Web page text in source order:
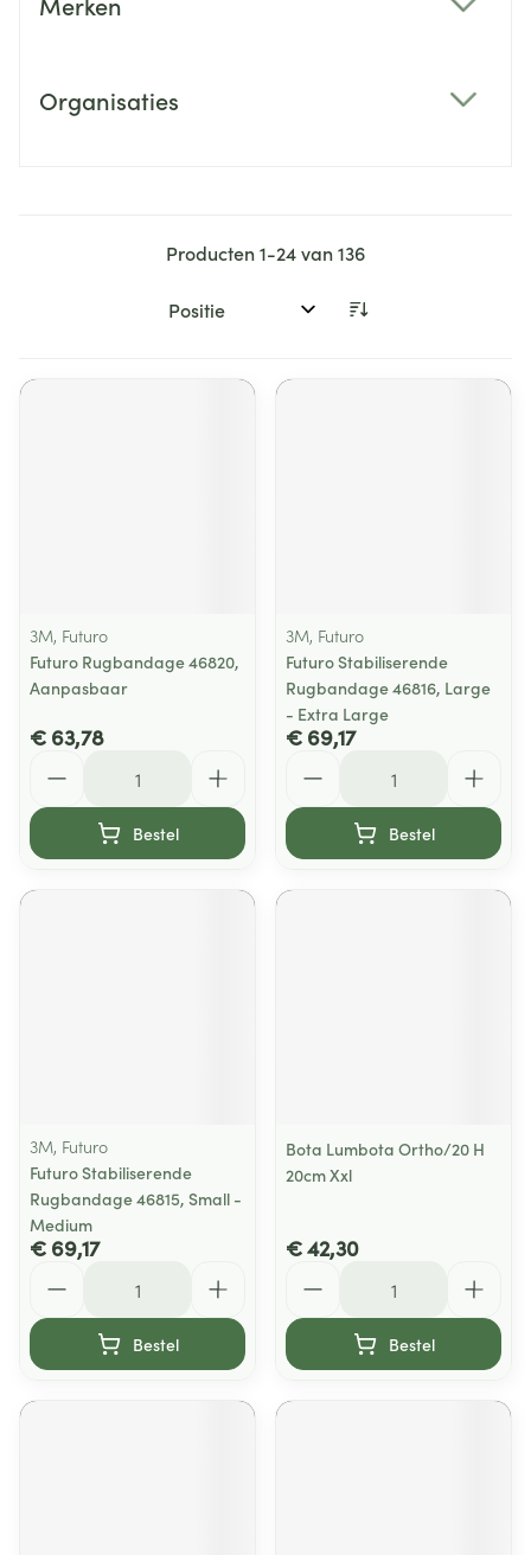
Organisaties
Producten1-24van136
Sorteer op:
3M, Futuro
Futuro Rugbandage 46820,
Aanpasbaar
€ 63,78
Bestel
3M, Futuro
Futuro Stabiliserende
Rugbandage 46816, Large
- Extra Large
€ 69,17
Bestel
3M, Futuro
Futuro Stabiliserende
Rugbandage 46815, Small -
Medium
€ 69,17
Bestel
Bota Lumbota Ortho/20 H
20cm Xxl
€ 42,30
Bestel